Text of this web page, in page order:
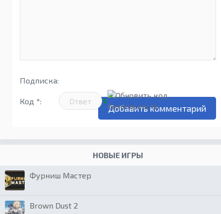
Подписка:
Код *:
НОВЫЕ ИГРЫ
Фурниш Мастер
Brown Dust 2